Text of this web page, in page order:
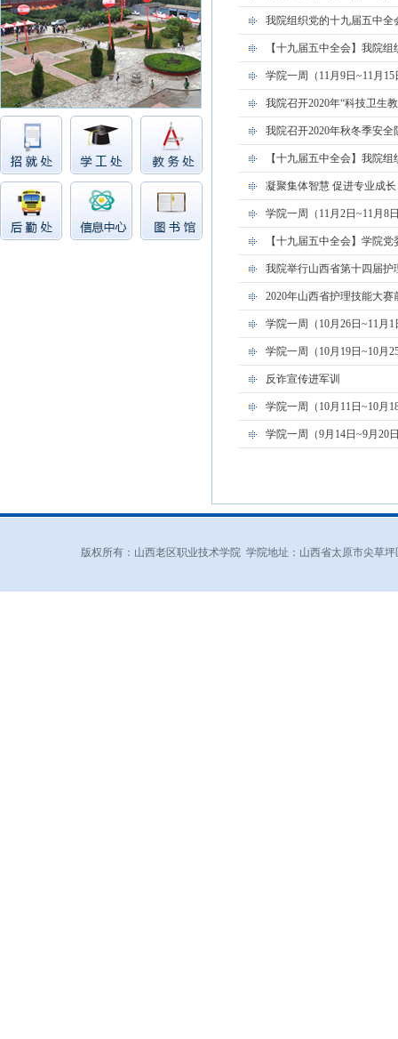
我院组织党的十九届五中全
【十九届五中全会】我院
学院一周（11月9日~11月
我院召开2020年“科技卫生
我院召开2020年秋冬季安全
【十九届五中全会】我院
凝聚集体智慧 促进专业成长
学院一周（11月2日~11月8
【十九届五中全会】学院
我院举行山西省第十四届
2020年山西省护理技能大赛
学院一周（10月26日~11月
学院一周（10月19日~10月
反诈宣传进军训
学院一周（10月11日~10月
学院一周（9月14日~9月20
版权所有：山西老区职业技术学院 学院地址：山西省太原市尖草